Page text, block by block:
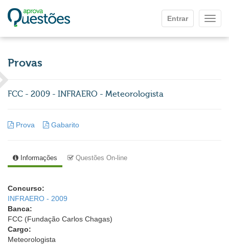
Entrar
Provas
FCC - 2009 - INFRAERO - Meteorologista
Prova Gabarito
Informações Questões On-line
Concurso:
INFRAERO - 2009
Banca:
FCC (Fundação Carlos Chagas)
Cargo:
Meteorologista